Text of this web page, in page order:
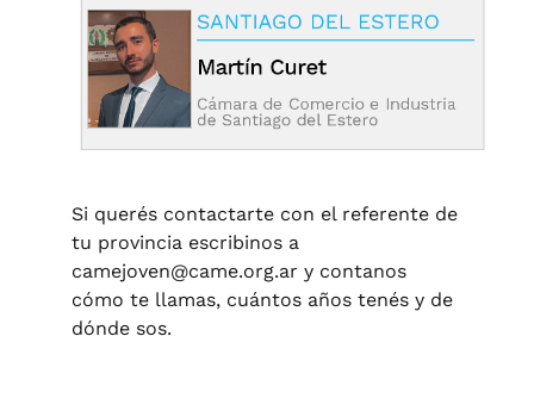
Si querés contactarte con el referente de
tu provincia escribinos a
camejoven@came.org.ar y contanos
cómo te llamas, cuántos años tenés y de
dónde sos.